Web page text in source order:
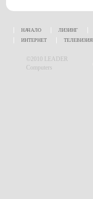
НАЧАЛО ЛИЗИНГ
ИНТЕРНЕТ
ТЕЛЕВИЗИЯ
©2010 LEADER
Computers